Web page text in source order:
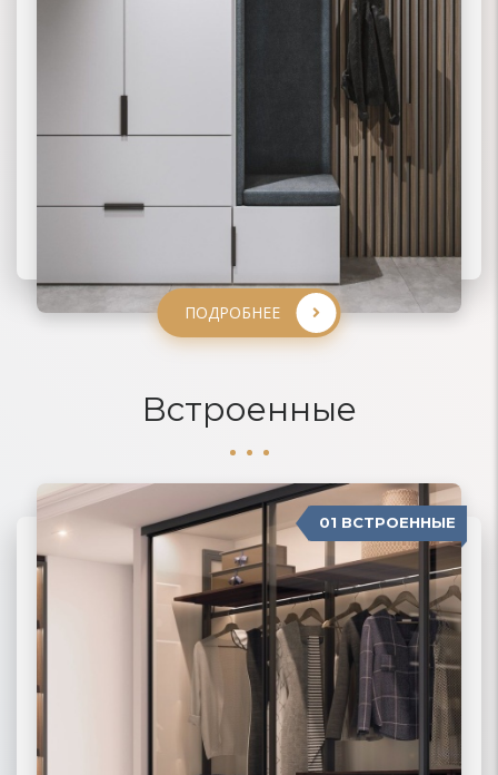
ПОДРОБНЕЕ
ПОДРОБНЕЕ
Встроенные
04 П-ОБРАЗНЫЕ 01 ВСТРОЕННЫЕ
02 РАДИУСНЫЕ
03 МОДЕРН